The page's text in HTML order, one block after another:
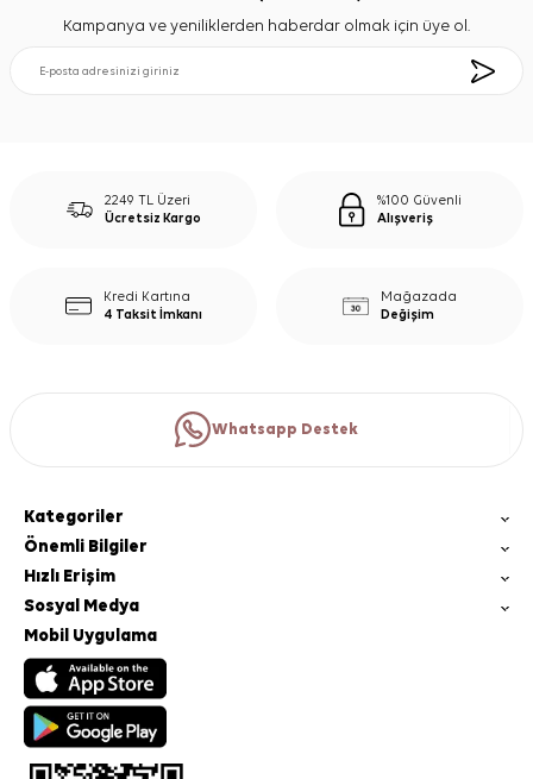
Kampanya ve yeniliklerden haberdar olmak için üye ol.
2249 TL Üzeri
Ücretsiz Kargo
%100 Güvenli
Alışveriş
Kredi Kartına
4 Taksit İmkanı
Mağazada
Değişim
Whatsapp Destek
Kategoriler
Önemli Bilgiler
Hızlı Erişim
Sosyal Medya
Mobil Uygulama